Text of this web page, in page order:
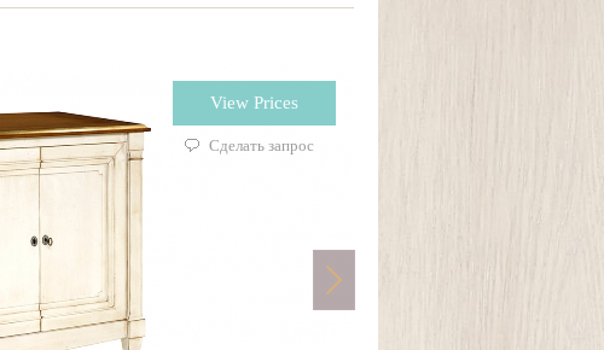
View Prices
Сделать запрос